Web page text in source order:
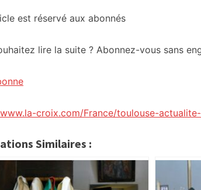
est réservé aux abonnés
lire la suite ? Abonnez-vous sans
croix.com/France/toulouse-
Similaires :